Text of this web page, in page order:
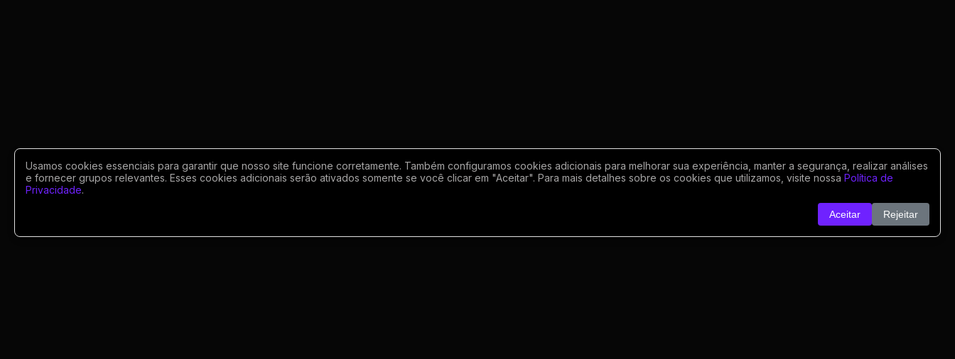
Usamos cookies essenciais para garantir que nosso site funcione corretamente. Também configuramos cookies adicionais para melhorar sua experiência, manter a segurança, realizar análises
e fornecer grupos relevantes. Esses cookies adicionais serão ativados somente se você clicar em "Aceitar". Para mais detalhes sobre os cookies que utilizamos, visite nossa Política de
Privacidade.
Aceitar Rejeitar